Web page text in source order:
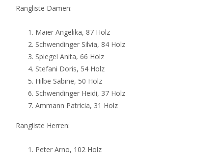
Rangliste Damen:
Maier Angelika, 87 Holz
Schwendinger Silvia, 84 Holz
Spiegel Anita, 66 Holz
Stefani Doris, 54 Holz
Hilbe Sabine, 50 Holz
Schwendinger Heidi, 37 Holz
Ammann Patricia, 31 Holz
Rangliste Herren:
Peter Arno, 102 Holz